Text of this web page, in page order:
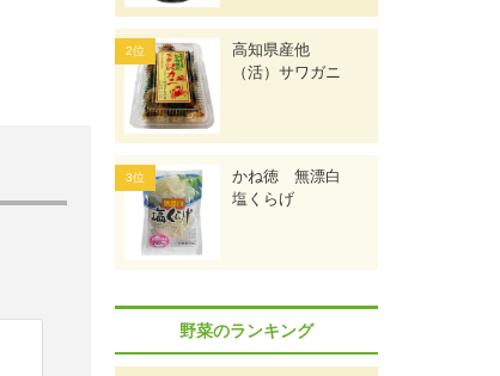
高知県産他
（活）サワガニ
かね徳 無漂白
塩くらげ
野菜のランキング